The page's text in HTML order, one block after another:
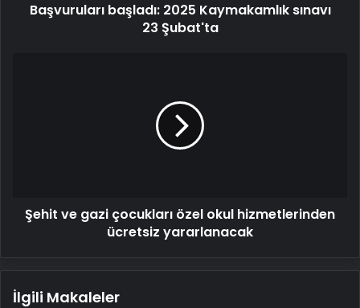
Başvuruları başladı: 2025 Kaymakamlık sınavı
23 Şubat'ta
Şehit ve gazi çocukları özel okul hizmetlerinden
ücretsiz yararlanacak
İlgili Makaleler